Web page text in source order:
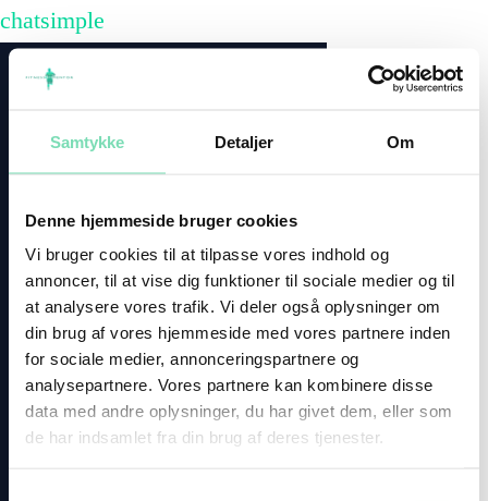
Samtykke Detaljer Om
Denne hjemmeside bruger cookies
Vi bruger cookies til at tilpasse vores indhold og
annoncer, til at vise dig funktioner til sociale medier og til
at analysere vores trafik. Vi deler også oplysninger om
din brug af vores hjemmeside med vores partnere inden
for sociale medier, annonceringspartnere og
analysepartnere. Vores partnere kan kombinere disse
data med andre oplysninger, du har givet dem, eller som
de har indsamlet fra din brug af deres tjenester.
chatsimple